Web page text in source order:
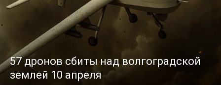
57 дронов сбиты над волгоградской
землей 10 апреля